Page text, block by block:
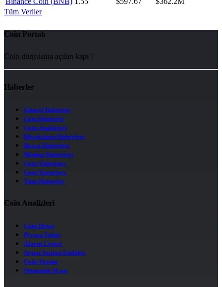
Tüm Veriler
Coin Portalı
Coin dünyasına açılan kapı !
Haberler
Güncel Haberler
Coin Haberler
Coin Analizleri
Blockchain Haberleri
Borsa Haberleri
Mining Haberleri
Coin Videoları
Coin Yazarları
Tüm Haberler
Coin Analizleri
Coin Detay
Piyasa Takip
Alarm Listesi
Artan Azalan Endeksi
Coin Yorum
Otomatik Al sat